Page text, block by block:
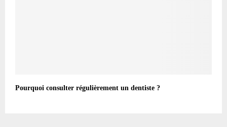
Pourquoi consulter régulièrement un dentiste ?